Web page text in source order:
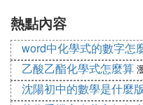
變化，以及人類社會活
律。
自然地理主要研究自然
能、動態及其空間分異
熱點內容
word中化學式的數字怎
乙酸乙酯化學式怎麼算
沈陽初中的數學是什麼